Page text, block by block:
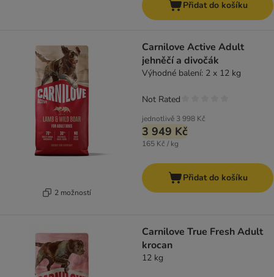
Přidat do košíku
2 možností
Carnilove Active Adult
jehněčí a divočák
Výhodné balení: 2 x 12 kg
jednotlivě 3 998 Kč
3 949 Kč
165 Kč / kg
Not Rated
Přidat do košíku
Carnilove True Fresh Adult
krocan
12 kg